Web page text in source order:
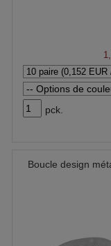
pck.
Boucle design